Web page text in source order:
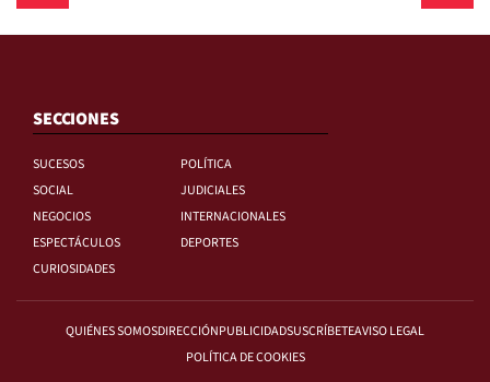
SECCIONES
SUCESOS
POLÍTICA
SOCIAL
JUDICIALES
NEGOCIOS
INTERNACIONALES
ESPECTÁCULOS
DEPORTES
CURIOSIDADES
QUIÉNES SOMOSDIRECCIÓNPUBLICIDADSUSCRÍBETEAVISO LEGAL
POLÍTICA DE COOKIES